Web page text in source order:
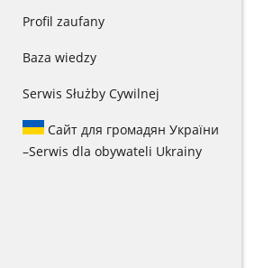
Profil zaufany
Baza wiedzy
Serwis Służby Cywilnej
Сайт для громадян України
–Serwis dla obywateli Ukrainy